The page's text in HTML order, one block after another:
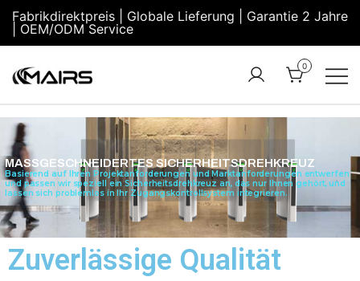
Fabrikdirektpreis | Globale Lieferung | Garantie 2 Jahre
| OEM/ODM Service
Turnstiles |
Security
Turnstile
Gate |
Turnstile
Access
Control
Manufacturer
Factory –
MairsTurnstile
0
MASSGESCHNEIDERTES SICHERHEITSDREHKREUZ
Basierend auf Ihren Projektanforderungen und Marktanforderungen entwerfen
und passen wir speziell ein Sicherheitsdrehkreuz an, das nur Ihnen gehört, und
lassen sich problemlos in Ihr Zugangskontrollsystem integrieren.
Zuverlässige Qualität